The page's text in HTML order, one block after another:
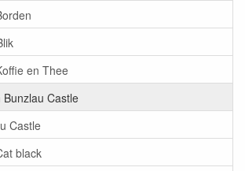
en Thee
Bunzlau Castle
Castle
black